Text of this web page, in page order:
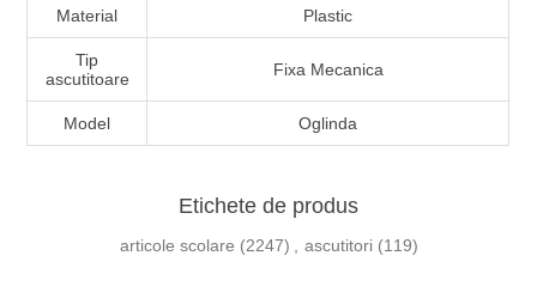
Material Plastic
Tip
ascutitoare
Fixa Mecanica
Model Oglinda
Etichete de produs
articole scolare (2247) , ascutitori (119)